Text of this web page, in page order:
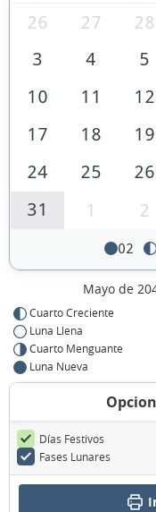
26 27 28
3
4 5
10
11 12
17
18 19
24
25 26
31
1 2
02
Mayo de
Cuarto Creciente
Luna Llena
Cuarto Menguante
Luna Nueva
Días Festivos
Fases Lunares